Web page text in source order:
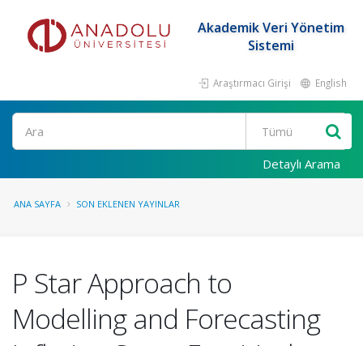
Akademik Veri Yönetim
Sistemi
Araştırmacı Girişi English
Ara
Detaylı Arama
ANA SAYFA SON EKLENEN YAYINLAR
P Star Approach to
Modelling and Forecasting